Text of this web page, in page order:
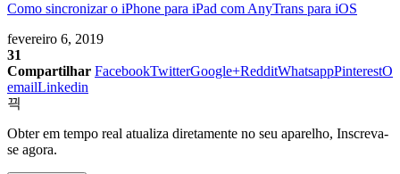
Como sincronizar o iPhone para iPad com AnyTrans para iOS
fevereiro 6, 2019
31
Compartilhar FacebookTwitterGoogle+RedditWhatsappPinterestO
emailLinkedin
Obter em tempo real atualiza diretamente no seu aparelho, Inscreva-
se agora.